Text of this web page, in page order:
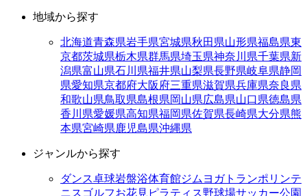
地域から探す
北海道青森県岩手県宮城県秋田県山形県福島県東
京都茨城県栃木県群馬県埼玉県神奈川県千葉県新
潟県富山県石川県福井県山梨県長野県岐阜県静岡
県愛知県京都府大阪府三重県滋賀県兵庫県奈良県
和歌山県鳥取県島根県岡山県広島県山口県徳島県
香川県愛媛県高知県福岡県佐賀県長崎県大分県熊
本県宮崎県鹿児島県沖縄県
ジャンルから探す
ダンス卓球岩盤浴体育館ジム ヨガトランポリンテ
ニス ゴルフお花見 ピラティス野球場サッカー公園